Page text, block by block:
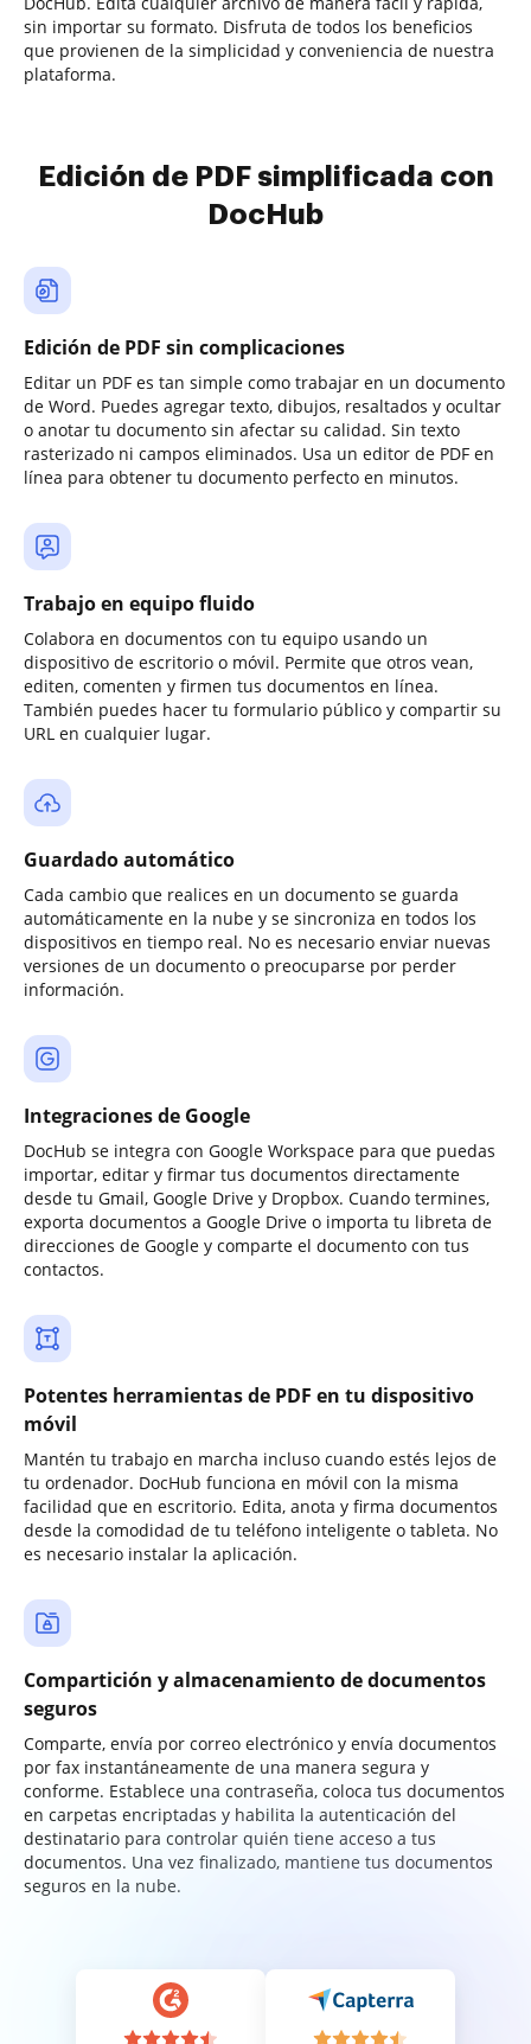
sin importar su formato. Disfruta de todos los beneficios
que provienen de la simplicidad y conveniencia de nuestra
plataforma.
Edición de PDF simplificada con
DocHub
Edición de PDF sin complicaciones
Editar un PDF es tan simple como trabajar en un documento
de Word. Puedes agregar texto, dibujos, resaltados y ocultar
o anotar tu documento sin afectar su calidad. Sin texto
rasterizado ni campos eliminados. Usa un editor de PDF en
línea para obtener tu documento perfecto en minutos.
Trabajo en equipo fluido
Colabora en documentos con tu equipo usando un
dispositivo de escritorio o móvil. Permite que otros vean,
editen, comenten y firmen tus documentos en línea.
También puedes hacer tu formulario público y compartir su
URL en cualquier lugar.
Guardado automático
Cada cambio que realices en un documento se guarda
automáticamente en la nube y se sincroniza en todos los
dispositivos en tiempo real. No es necesario enviar nuevas
versiones de un documento o preocuparse por perder
información.
Integraciones de Google
DocHub se integra con Google Workspace para que puedas
importar, editar y firmar tus documentos directamente
desde tu Gmail, Google Drive y Dropbox. Cuando termines,
exporta documentos a Google Drive o importa tu libreta de
direcciones de Google y comparte el documento con tus
contactos.
Potentes herramientas de PDF en tu dispositivo
móvil
Mantén tu trabajo en marcha incluso cuando estés lejos de
tu ordenador. DocHub funciona en móvil con la misma
facilidad que en escritorio. Edita, anota y firma documentos
desde la comodidad de tu teléfono inteligente o tableta. No
es necesario instalar la aplicación.
Compartición y almacenamiento de documentos
seguros
Comparte, envía por correo electrónico y envía documentos
por fax instantáneamente de una manera segura y
conforme. Establece una contraseña, coloca tus documentos
en carpetas encriptadas y habilita la autenticación del
destinatario para controlar quién tiene acceso a tus
documentos. Una vez finalizado, mantiene tus documentos
seguros en la nube.